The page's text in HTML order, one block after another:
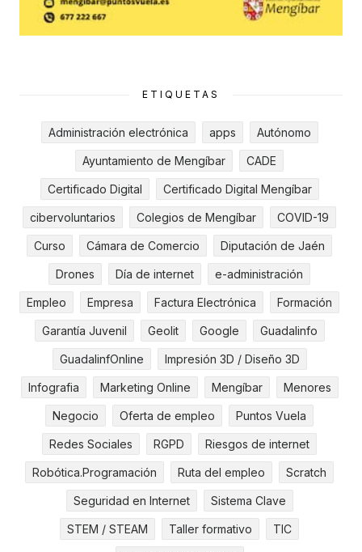
ETIQUETAS
Administración electrónica apps Autónomo
Ayuntamiento de Mengíbar CADE
Certificado Digital Certificado Digital Mengíbar
cibervoluntarios Colegios de Mengíbar COVID-19
Curso Cámara de Comercio Diputación de Jaén
Drones Día de internet e-administración
Empleo Empresa Factura Electrónica Formación
Garantía Juvenil Geolit Google Guadalinfo
GuadalinfOnline Impresión 3D / Diseño 3D
Infografia Marketing Online Mengíbar Menores
Negocio Oferta de empleo Puntos Vuela
Redes Sociales RGPD Riesgos de internet
Robótica.Programación Ruta del empleo Scratch
Seguridad en Internet Sistema Clave
STEM / STEAM Taller formativo TIC